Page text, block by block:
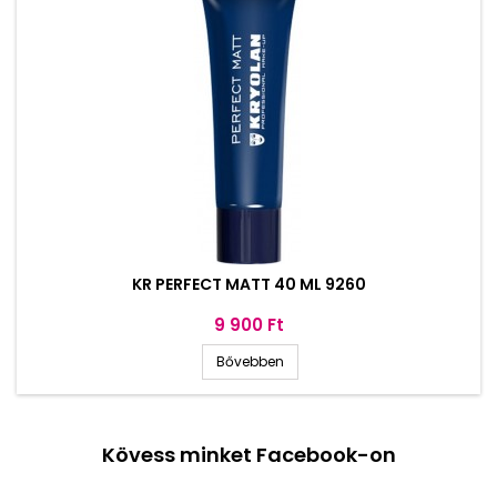
KR PERFECT MATT 40 ML 9260
Ár
9 900 Ft
Bővebben
Kövess minket Facebook-on